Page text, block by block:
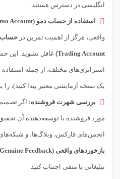
انگلیسی در دسترس هستند.
استفاده از حساب دمو (Demo Account):
واقعی، هرگز از اهمیت تمرین در
Trading Account) غافل نشوید. این
استراتژی‌های مختلف، از جمله
یک نسخه آزمایشی معتبر پیدا کنید)،
بررسی شهرت فروشنده: اگر
مورد فروشنده یا توسعه‌دهنده آن
انجمن‌های فارکس، وبلاگ‌ها، و
بازخوردهای واقعی (Genuine Feedback)
تبلیغاتی یا منفی اجتناب کنید.